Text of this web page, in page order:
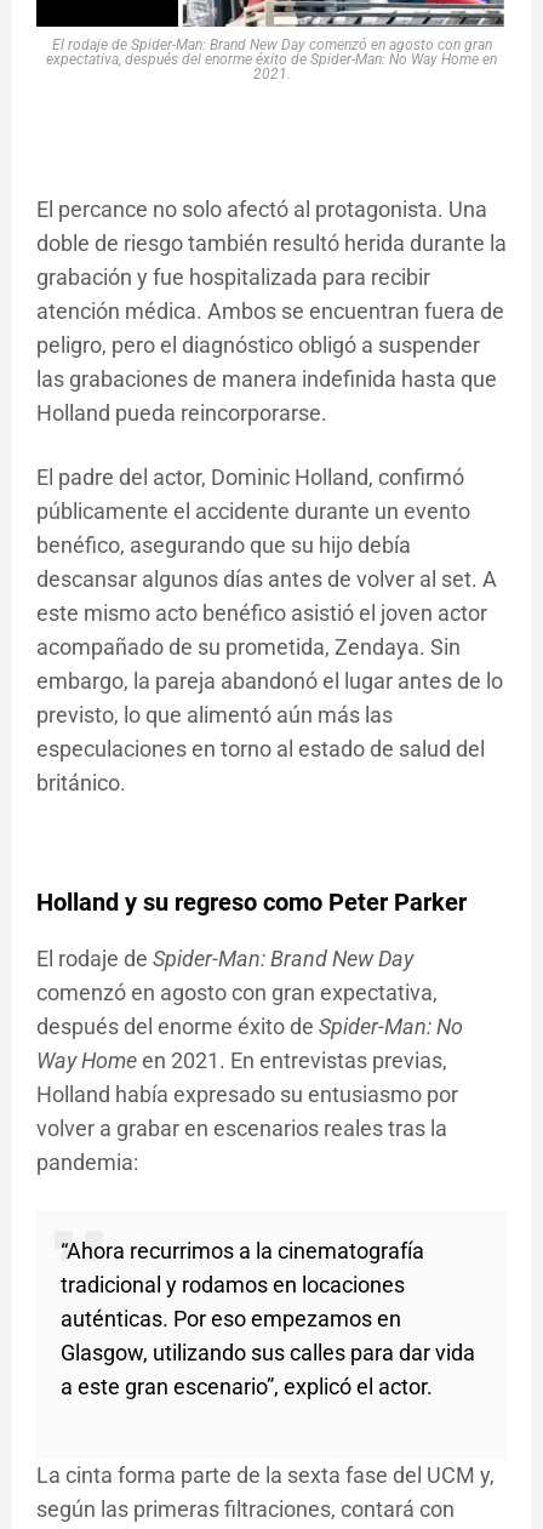
El rodaje de Spider-Man: Brand New Day comenzó en agosto con gran
expectativa, después del enorme éxito de Spider-Man: No Way Home en
2021.
El percance no solo afectó al protagonista. Una
doble de riesgo también resultó herida durante la
grabación y fue hospitalizada para recibir
atención médica. Ambos se encuentran fuera de
peligro, pero el diagnóstico obligó a suspender
las grabaciones de manera indefinida hasta que
Holland pueda reincorporarse.
El padre del actor, Dominic Holland, confirmó
públicamente el accidente durante un evento
benéfico, asegurando que su hijo debía
descansar algunos días antes de volver al set. A
este mismo acto benéfico asistió el joven actor
acompañado de su prometida, Zendaya. Sin
embargo, la pareja abandonó el lugar antes de lo
previsto, lo que alimentó aún más las
especulaciones en torno al estado de salud del
británico.
Holland y su regreso como Peter Parker
El rodaje de Spider-Man: Brand New Day
comenzó en agosto con gran expectativa,
después del enorme éxito de Spider-Man: No
Way Homeen 2021. En entrevistas previas,
Holland había expresado su entusiasmo por
volver a grabar en escenarios reales tras la
pandemia:
“Ahora recurrimos a la cinematografía
tradicional y rodamos en locaciones
auténticas. Por eso empezamos en
Glasgow, utilizando sus calles para dar vida
a este gran escenario”, explicó el actor.
La cinta forma parte de la sexta fase del UCM y,
según las primeras filtraciones, contará con